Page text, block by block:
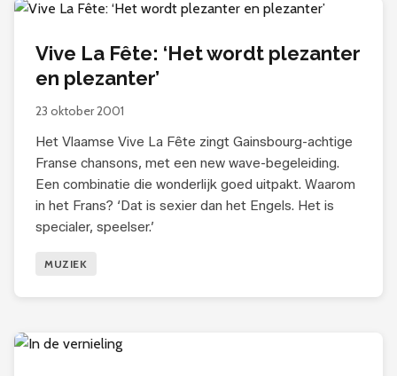
Vive La Fête: ‘Het wordt plezanter
en plezanter’
23 oktober 2001
Het Vlaamse Vive La Fête zingt Gainsbourg-achtige
Franse chansons, met een new wave-begeleiding.
Een combinatie die wonderlijk goed uitpakt. Waarom
in het Frans? ‘Dat is sexier dan het Engels. Het is
specialer, speelser.’
MUZIEK